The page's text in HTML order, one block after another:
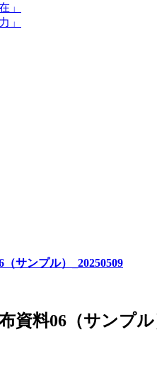
」
」
サンプル）_20250509
料06（サンプル